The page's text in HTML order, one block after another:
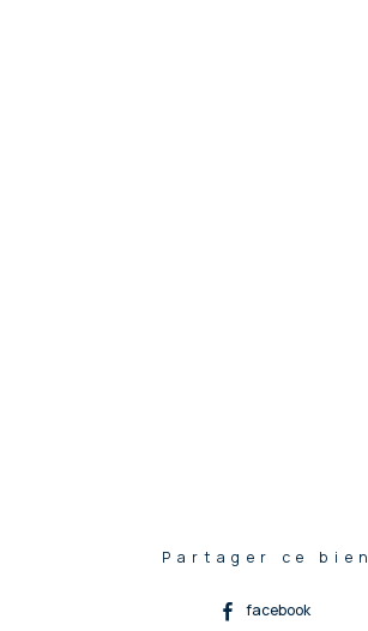
Partager ce bien
facebook